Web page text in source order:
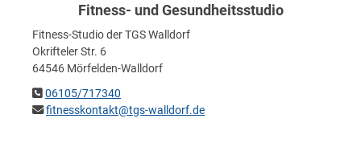
Fitness- und Gesundheitsstudio
Fitness-Studio der TGS Walldorf
Okrifteler Str. 6
64546 Mörfelden-Walldorf
06105/717340
fitnesskontakt@tgs-walldorf.de